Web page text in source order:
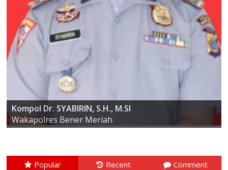
AKBP ARIS CAI DWI SUSANTO S.I.K., M.I.K
Kompol Dr. SYABIRIN, S.H., M.SI
Wakapolres Bener Meriah
Popular Recent Comment